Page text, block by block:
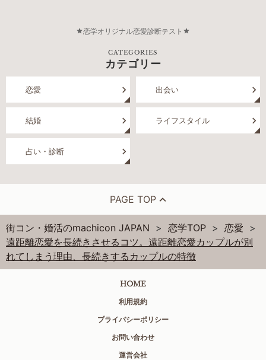
恋学オリジナル恋愛診断テスト
CATEGORIES
カテゴリー
恋愛 出会い
結婚 ライフスタイル
占い・診断
PAGE TOP
街コン・婚活のmachicon JAPAN 恋学TOP
恋愛
遠距離恋愛を長続きさせるコツ。遠距離恋愛カップルが別
れてしまう理由、長続きするカップルの特徴
HOME
利用規約
プライバシーポリシー
お問い合わせ
運営会社